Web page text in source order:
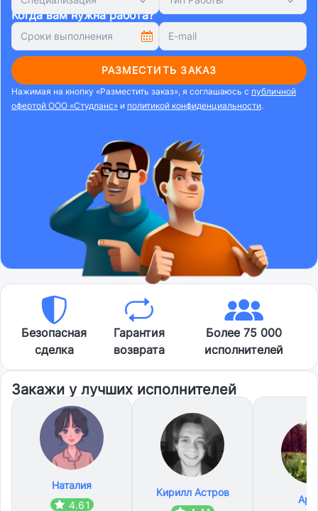
Когда вам нужна работа?
РАЗМЕСТИТЬ ЗАКАЗ
Нажимая на кнопку «Разместить заказ», я соглашаюсь с публичной
офертой ООО «Студланс» и политикой конфиденциальности.
Безопасная
сделка
Гарантия
возврата
Более 75 000
исполнителей
Закажи у лучших исполнителей
Наталия
4.61
Кирилл Астров